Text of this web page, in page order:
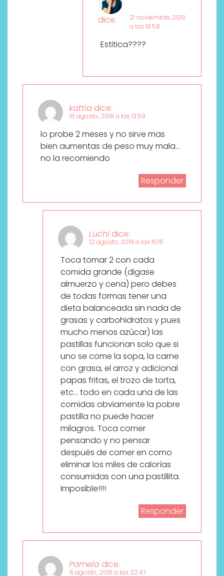
dice:
21 noviembre, 2019
a las 18:58
Estitica????
kattia dice:
15 agosto, 2018 a las 13:59
lo probe 2 meses y no sirve mas
bien aumentas de peso muy mala…
no la recomiendo
Responder
Luchi dice:
12 agosto, 2019 a las 15:15
Toca tomar 2 con cada
comida grande (digase
almuerzo y cena) pero debes
de todas formas tener una
dieta balanceada sin nada de
grasas y carbohidratos y pues
mucho menos azúcar) las
pastillas funcionan solo que si
uno se come la sopa, la carne
con grasa, el arroz y adicional
papas fritas, el trozo de torta,
etc… todo en cada una de las
comidas obviamente la pobre
pastilla no puede hacer
milagros. Toca comer
pensando y no pensar
después de comer en como
eliminar los miles de calorías
consumidas con una pastillita.
Imposible!!!!
Responder
Pamela dice:
6 agosto, 2018 a las 22:47